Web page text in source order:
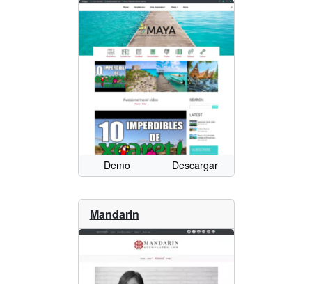
Demo Descargar
Mandarin